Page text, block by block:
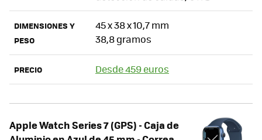
DIMENSIONES Y
PESO
45 x 38 x 10,7 mm
38,8 gramos
PRECIO Desde 459 euros
Apple Watch Series 7 (GPS) - Caja de